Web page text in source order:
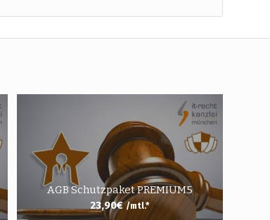
AGB Schutzpaket PREMIUM5
23,90€ /mtl.*